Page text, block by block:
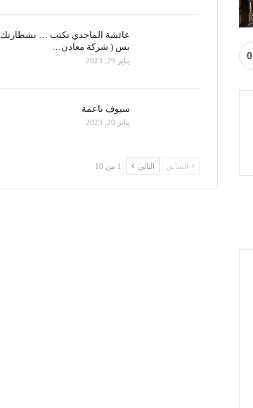
0
عائشة الماجدي تكتب … بشطارتك
بس ( شركة معادن…
يناير 29, 2023
سيوف ناعمة
يناير 20, 2023
السابق التالي 1 من 10